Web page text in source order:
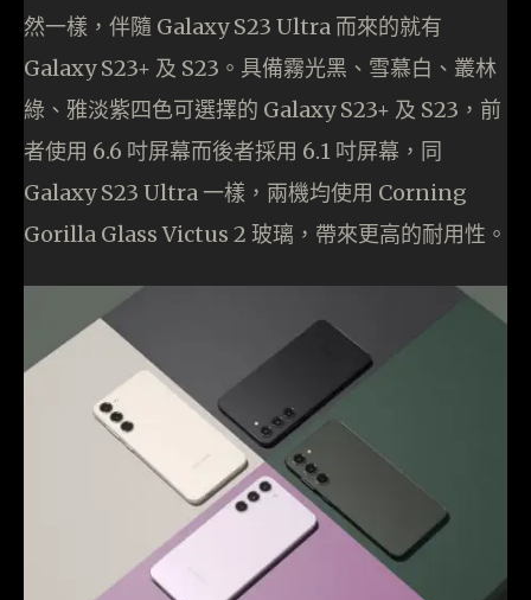
然一樣，伴隨 Galaxy S23 Ultra 而來的就有
Galaxy S23+ 及 S23。具備霧光黑、雪慕白、叢林
綠、雅淡紫四色可選擇的 Galaxy S23+ 及 S23，前
者使用 6.6 吋屏幕而後者採用 6.1 吋屏幕，同
Galaxy S23 Ultra 一樣，兩機均使用 Corning
Gorilla Glass Victus 2 玻璃，帶來更高的耐用性。